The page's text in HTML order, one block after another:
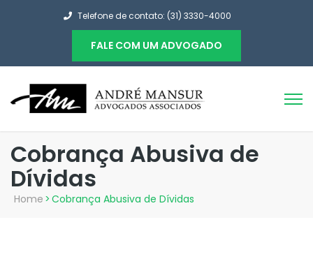
Telefone de contato: (31) 3330-4000
FALE COM UM ADVOGADO
Cobrança Abusiva de
Dívidas
Home > Cobrança Abusiva de Dívidas